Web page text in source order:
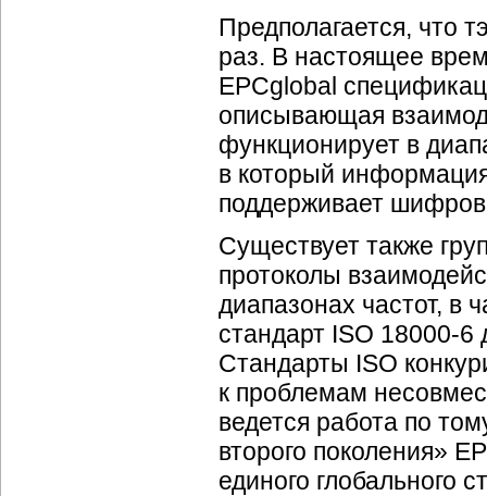
Предполагается, что
раз. В настоящее
EPCglobal
описывающая
функционирует в
в который
поддерживает
Существует также
протоколы
диапазонах частот, в
стандарт ISO 18000-
Стандарты ISO
к проблемам
ведется работа по
второго поколения»
единого глобального